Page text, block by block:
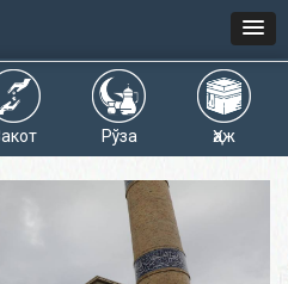
Рўза Ҳаж